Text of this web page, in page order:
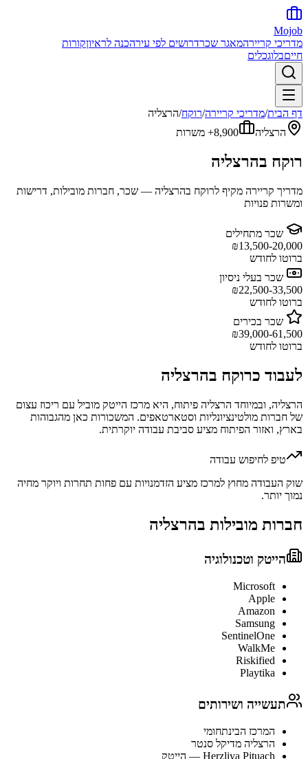
Mojob
מדריכי קריירהמאגר שכרדרושים לפי עירהכנה לראיוןקורות
חייםבלוגכלים
דף הבית/מדריכי קריירה/רוקח/הרצליה
הרצליה
8,900+ משרות
רוקח בהרצליה
מדריך קריירה מקיף לרוקח בהרצליה — שכר, חברות מובילות, דרישות
ומשרות פנויות
שכר מתחילים
₪13,500-20,000
ברוטו לחודש
שכר בעלי ניסיון
₪22,500-33,500
ברוטו לחודש
שכר בכירים
₪39,000-61,500
ברוטו לחודש
לעבוד כרוקח בהרצליה
הרצליה, ובמיוחד הרצליה פיתוח, היא מרכז הייטק מוביל עם ריכוז עצום
של חברות מולטינציונליות וסטארטאפים. המשכורות כאן מהגבוהות
בארץ, ואזור הפיתוח מציע סביבת עבודה יוקרתית.
טיפ לחיפוש עבודה
שוק העבודה מחוץ למרכז מציע הזדמנויות עם פחות תחרות ויוקר מחיה
נמוך יותר.
חברות מובילות בהרצליה
הייטק וטכנולוגיה
Microsoft
Apple
Amazon
Samsung
SentinelOne
WalkMe
Riskified
Playtika
תעשייה ושירותים
המרכז הבינתחומי
הרצליה מדיקל סנטר
Herzliya Pituach — הייטק